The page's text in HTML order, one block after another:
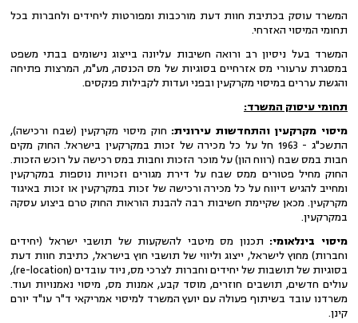
המשרד עוסק בכתיבת חוות דעת מורכבות ומפורטות ליחידים ולחברות בכל
תחומי המיסוי האזרחי.
המשרד בעל ניסיון רב ורואה חשיבות עליונה בייצוג נישומים בבתי משפט
במסגרת ערעורי מס אזרחיים בסוגיות של מס הכנסה, מע"מ, המרצות פתיחה
והגשת עררים במיסוי מקרקעין ובפני ועדות לקבילות פנקסים.
תחומי עיסוק המשרד:
מיסוי מקרקעין והתחדשות עירונית: חוק מיסוי מקרקעין (שבח ורכישה),
התשכ"ג - 1963 חל על כל מכירה של זכות במקרקעין בישראל. החוק מקים
חבות במס שבח (רווח הון) על מוכר הזכות וחבות במס רכישה על רוכש הזכות.
החוק מחיל פטורים ממס שבח על דירת מגורים וזכויות נוספות במקרקעין
ומחייב להגיש דיווח על כל מכירה ורכישה של זכות במקרקעין או זכות באיגוד
מקרקעין. מכאן שקיימת חשיבות רבה להבנת הוראות החוק טרם ביצוע עסקה
במקרקעין.
מיסוי בינלאומי: תכנון מס מיטבי להשקעות של תושבי ישראל (יחידים
וחברות) מחוץ לישראל, ייצוג וליווי של תושבי חוץ בישראל, כתיבת חוות דעת
בסוגיות של תושבות של יחידים וחברות לצרכי מס, ניוד עובדים (re-location),
עולים חדשים, תושבים חוזרים, מוסד קבע, אמנות מס, מיסוי נאמנויות ועוד.
משרדנו עובד בשיתוף פעולה עם יועץ המשרד למיסוי אמריקאי ד"ר עו"ד יורם
קינן.